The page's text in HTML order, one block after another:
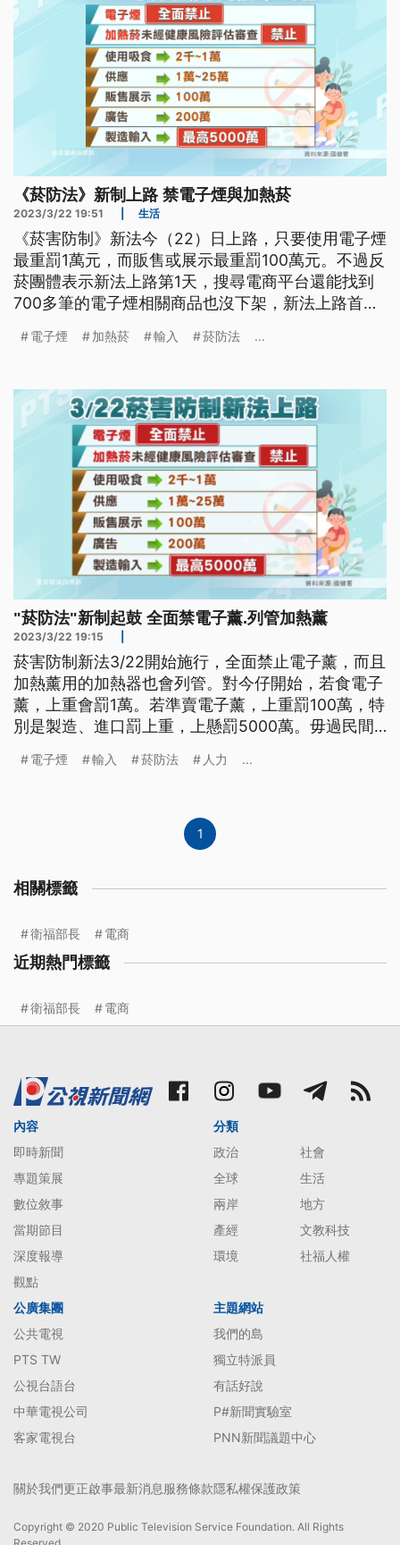
《菸防法》新制上路 禁電子煙與加熱菸
2023/3/22 19:51 生活
《菸害防制》新法今（22）日上路，只要使用電子煙
最重罰1萬元，而販售或展示最重罰100萬元。不過反
菸團體表示新法上路第1天，搜尋電商平台還能找到
700多筆的電子煙相關商品也沒下架，新法上路首日
電子煙 加熱菸 輸入 菸防法 ...
"菸防法"新制起鼓 全面禁電子薰.列管加熱薰
2023/3/22 19:15
菸害防制新法3/22開始施行，全面禁止電子薰，而且
加熱薰用的加熱器也會列管。對今仔開始，若食電子
薰，上重會罰1萬。若準賣電子薰，上重罰100萬，特
別是製造、進口罰上重，上懸罰5000萬。毋過民間
電子薰的商品。而且加熱薰品牌官方網站的商品也無
電子煙 輸入 菸防法 人力 ...
1
相關標籤
衛福部長 電商
近期熱門標籤
衛福部長 電商
內容
即時新聞
專題策展
數位敘事
當期節目
深度報導
觀點
分類
政治
社會
全球
生活
兩岸
地方
產經
文教科技
環境
社福人權
公廣集團
公共電視
PTS TW
公視台語台
中華電視公司
客家電視台
主題網站
我們的島
獨立特派員
有話好說
P#新聞實驗室
PNN新聞議題中心
關於我們更正啟事最新消息服務條款隱私權保護政策
Copyright © 2020 Public Television Service Foundation. All Rights